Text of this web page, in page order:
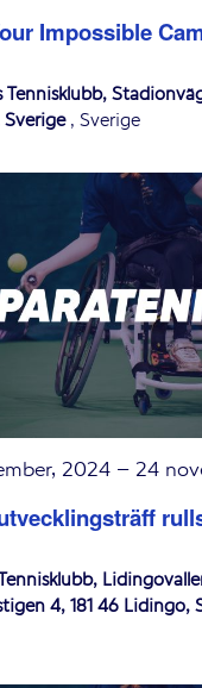
Impossible
Tennisklubb,
Sverige, Sverige
2024 – 24
4, 181 46 Lidingö,